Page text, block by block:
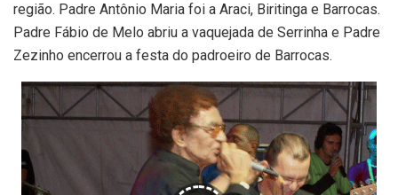
região. Padre Antônio Maria foi a Araci, Biritinga e Barrocas.
Padre Fábio de Melo abriu a vaquejada de Serrinha e Padre
Zezinho encerrou a festa do padroeiro de Barrocas.